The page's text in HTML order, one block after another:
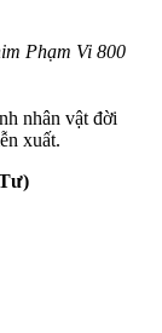
Phạm Vi 800
nhân vật đời
xuất.